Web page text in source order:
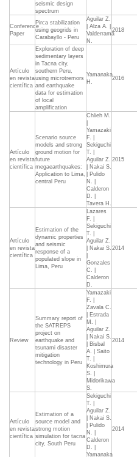
seismic design
spectrum
Conference
Paper
Pirca stabilization
using geogrids in
Carabayllo - Peru
Aguilar Z.
| Alza A. |
Valderrama
N.
2018
Artículo
en revista
científica
Exploration of deep
sedimentary layers
in Tacna city,
southern Peru,
using microtremors
and earthquake
data for estimation
of local
amplification
Yamanaka
H.
2016
Artículo
en revista
científica
Scenario source
models and strong
ground motion for
future
megaearthquakes:
Application to Lima,
central Peru
Chlieh M.
Yamazaki
F. |
Sekiguchi
T. |
Aguilar Z.
| Nakai S.
| Pulido
N. |
Calderon
D. |
Tavera H.
2015
Artículo
en revista
científica
Estimation of the
dynamic properties
and seismic
response of a
populated slope in
Lima, Peru
Lazares
F. |
Sekiguchi
T. |
Aguilar Z.
| Nakai S.
Gonzales
C. |
Calderon
D.
2014
Review
Summary report of
the SATREPS
project on
earthquake and
tsunami disaster
mitigation
technology in Peru
Yamazaki
F. |
Zavala C.
| Estrada
M. |
Aguilar Z.
| Nakai S.
| Bisbal
A. | Saito
T. |
Koshimura
S. |
Midorikawa
S.
2014
Artículo
en revista
científica
Estimation of a
source model and
strong motion
simulation for tacna
city, South Peru
Sekiguchi
T. |
Aguilar Z.
| Nakai S.
| Pulido
N. |
Calderon
D. |
Yamanaka
2014